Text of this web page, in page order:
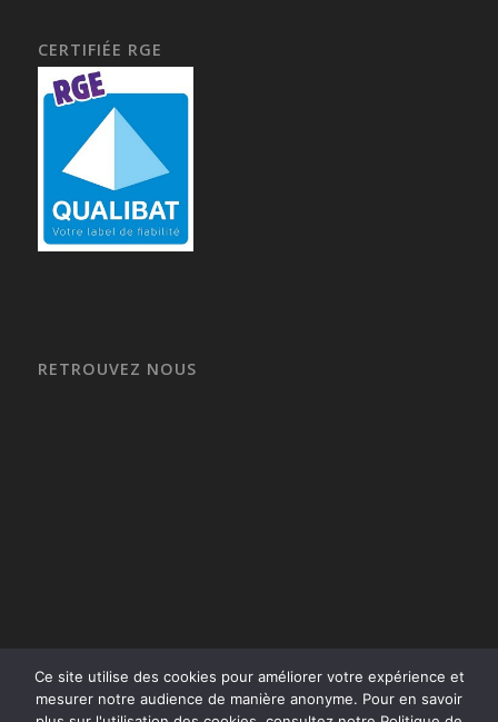
CERTIFIÉE RGE
RETROUVEZ NOUS
Ce site utilise des cookies pour améliorer votre expérience et
mesurer notre audience de manière anonyme. Pour en savoir